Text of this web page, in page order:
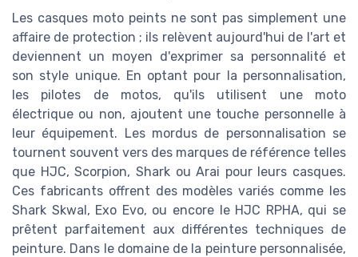
Les casques moto peints ne sont pas simplement une
affaire de protection ; ils relèvent aujourd'hui de l'art et
deviennent un moyen d'exprimer sa personnalité et
son style unique. En optant pour la personnalisation,
les pilotes de motos, qu'ils utilisent une moto
électrique ou non, ajoutent une touche personnelle à
leur équipement. Les mordus de personnalisation se
tournent souvent vers des marques de référence telles
que HJC, Scorpion, Shark ou Arai pour leurs casques.
Ces fabricants offrent des modèles variés comme les
Shark Skwal, Exo Evo, ou encore le HJC RPHA, qui se
prêtent parfaitement aux différentes techniques de
peinture. Dans le domaine de la peinture personnalisée,